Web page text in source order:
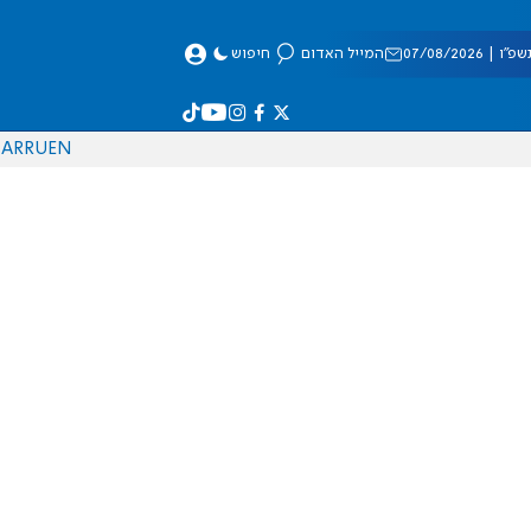
08/2026 המייל האדום חיפוש
EN
RU
AR